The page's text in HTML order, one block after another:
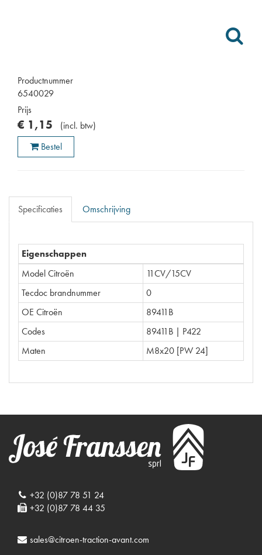
Productnummer
6540029
Prijs
€ 1,15 (incl. btw)
Bestel
Specificaties Omschrijving
Eigenschappen
Model Citroën
11CV/15CV
Tecdoc brandnummer
0
OE Citroën
89411B
Codes
89411B | P422
Maten
M8x20 [PW 24]
+32 (0)87 78 51 24
+32 (0)87 78 44 35
sales@citroen-traction-avant.com